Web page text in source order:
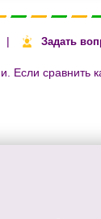
| Задать
Если сравнить